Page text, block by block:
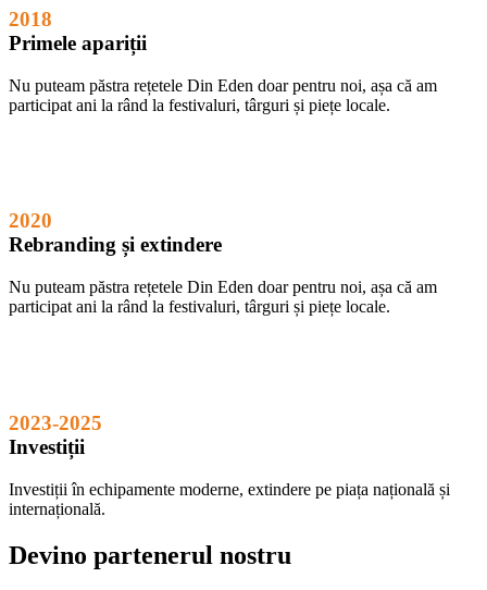
2018
Primele apariții
Nu puteam păstra rețetele Din Eden doar pentru noi, așa că am
participat ani la rând la festivaluri, târguri și piețe locale.
2020
Rebranding și extindere
Nu puteam păstra rețetele Din Eden doar pentru noi, așa că am
participat ani la rând la festivaluri, târguri și piețe locale.
2023-2025
Investiții
Investiții în echipamente moderne, extindere pe piața națională și
internațională.
Devino partenerul nostru